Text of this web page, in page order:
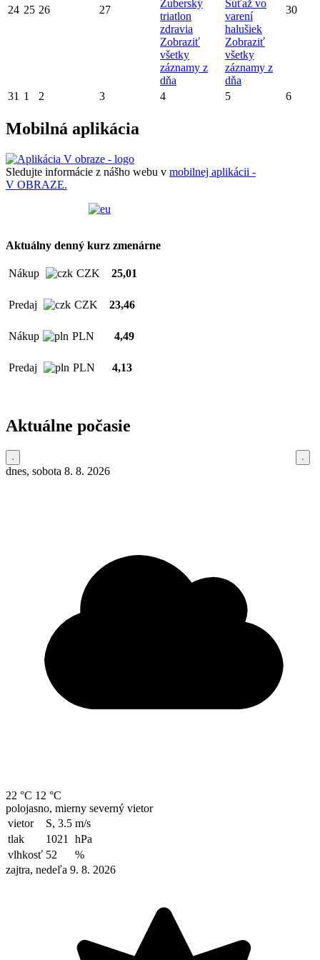
24 25 26 27
Zuberský
triatlon
zdravia
Zobraziť
všetky
záznamy z
dňa
Súťaž vo
varení
halušiek
Zobraziť
všetky
záznamy z
dňa
30
31 1 2 3 4 5 6
Mobilná aplikácia
Sledujte informácie z nášho webu v mobilnej aplikácii -
V OBRAZE.
Aktuálny denný kurz zmenárne
Nákup CZK 25,01
Predaj CZK 23,46
Nákup PLN 4,49
Predaj PLN 4,13
Aktuálne počasie
dnes, sobota 8. 8. 2026
22 °C 12 °C
polojasno, mierny severný vietor
vietor
S, 3.5 m/s
tlak
1021
hPa
vlhkosť 52
%
zajtra, nedeľa 9. 8. 2026